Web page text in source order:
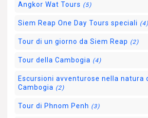
Angkor Wat Tours (5)
Siem Reap One Day Tours speciali (4)
Tour di un giorno da Siem Reap (2)
Tour della Cambogia (4)
Escursioni avventurose nella natura
Cambogia (2)
Tour di Phnom Penh (3)